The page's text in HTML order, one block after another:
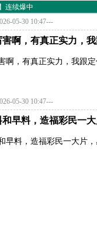
连续爆中
05-30 10:47---
啊，有真正实力，
啊，有真正实力，我跟
05-30 10:47---
早料，造福彩民一
早料，造福彩民一大片